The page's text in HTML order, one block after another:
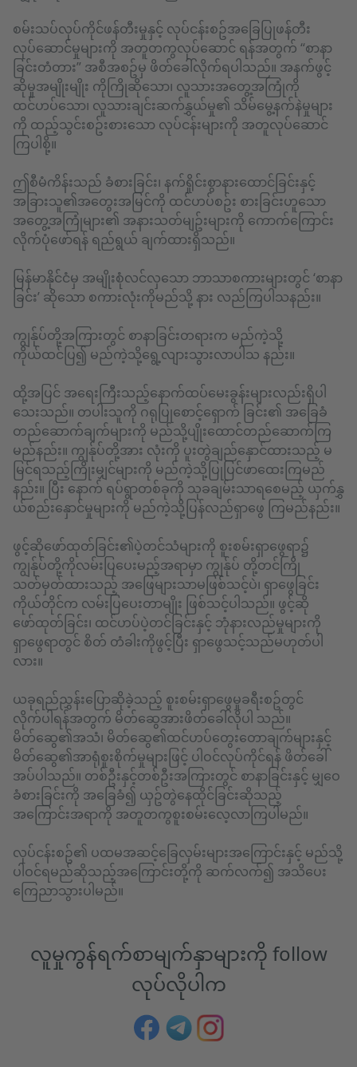
စမ်းသပ်လုပ်ကိုင်ဖန်တီးမှုနှင့် လုပ်ငန်းစဥ်အခြေပြုဖန်တီး
လုပ်ဆောင်မှုများကို အတူတကွလုပ်ဆောင် ရန်အတွက် “စာနာ
ခြင်းတံတား” အစီအစဥ်မှ ဖိတ်ခေါ်လိုက်ရပါသည်။ အနက်ဖွင့်
ဆိုမှုအမျိုးမျိုး ကိုကြိုဆိုသော၊ လူသားအတွေ့အကြုံကို
ထင်ဟပ်သော၊ လူသားချင်းဆက်နွှယ်မှု၏ သိမ်မွေ့နက်နဲမှုများ
ကို ထည့်သွင်းစဥ်းစားသော လုပ်ငန်းများကို အတူလုပ်ဆောင်
ကြပါစို့။
ဤစီမံကိန်းသည် ခံစားခြင်း၊ နက်ရှိုင်းစွာနားထောင်ခြင်းနှင့်
အခြားသူ၏အတွေးအမြင်ကို ထင်ဟပ်စဥ်း စားခြင်းဟူသော
အတွေ့အကြုံများ၏ အနားသတ်မျဥ်းများကို ကောက်ကြောင်း
လိုက်ပုံဖော်ရန် ရည်ရွယ် ချက်ထားရှိသည်။
မြန်မာနိုင်ငံမှ အမျိုးစုံလင်လှသော ဘာသာစကားများတွင် ‘စာနာ
ခြင်း’ ဆိုသော စကားလုံးကိုမည်သို့ နား လည်ကြပါသနည်း။
ကျွန်ုပ်တို့အကြားတွင် စာနာခြင်းတရားက မည်ကဲ့သို့
ကိုယ်ထင်ပြ၍ မည်ကဲ့သို့ရွေ့လျားသွားလာပါသ နည်း။
ထို့အပြင် အရေးကြီးသည့်နောက်ထပ်မေးခွန်းများလည်းရှိပါ
သေးသည်။ တပါးသူကို ဂရုပြုစောင့်ရှောက် ခြင်း၏ အခြေခံ
တည်ဆောက်ချက်များကို မည်သို့ပျိုးထောင်တည်ဆောက်ကြ
မည်နည်း။ ကျွန်ုပ်တို့အား လုံးကို ပူးတွဲချည်နှောင်ထားသည့် မ
မြင်ရသည့်ကြိုးမျှင်များကို မည်ကဲ့သို့ပြုပြင်ဖာထေးကြမည်
နည်း။ ပြီး နောက် ရပ်ရွာတစ်ခုကို သုခချမ်းသာရစေမည့် ယှက်နွှ
ယ်စည်းနှောင်မှုများကို မည်ကဲ့သို့ပြန်လည်ရှာဖွေ ကြမည်နည်း။
ဖွင့်ဆိုဖော်ထုတ်ခြင်း၏ပဲ့တင်သံများကို စူးစမ်းရှာဖွေရာ၌
ကျွန်ုပ်တို့ကိုလမ်းပြပေးမည့်အရာမှာ ကျွန်ုပ် တို့တင်ကြို
သတ်မှတ်ထားသည့် အဖြေများသာမဖြစ်သင့်ပဲ၊ ရှာဖွေခြင်း
ကိုယ်တိုင်က လမ်းပြပေးတာမျိုး ဖြစ်သင့်ပါသည်။ ဖွင့်ဆို
ဖော်ထုတ်ခြင်း၊ ထင်ဟပ်ပဲ့တင်ခြင်းနှင့် ဘုံနားလည်မှုများကို
ရှာဖွေရာတွင် စိတ် တံခါးကိုဖွင့်ပြီး ရှာဖွေသင့်သည်မဟုတ်ပါ
လား။
ယခုရည်ညွှန်းပြောဆိုခဲ့သည့် စူးစမ်းရှာဖွေမှုခရီးစဥ်တွင်
လိုက်ပါရန်အတွက် မိတ်ဆွေအားဖိတ်ခေါ်လိုပါ သည်။
မိတ်ဆွေ၏အသံ၊ မိတ်ဆွေ၏ထင်ဟပ်တွေးတောချက်များနှင့်
မိတ်ဆွေ၏အာရုံစူးစိုက်မှုများဖြင့် ပါဝင်လုပ်ကိုင်ရန် ဖိတ်ခေါ်
အပ်ပါသည်။ တစ်ဦးနှင့်တစ်ဦးအကြားတွင် စာနာခြင်းနှင့် မျှဝေ
ခံစားခြင်းကို အခြေခံ၍ ယှဥ်တွဲနေထိုင်ခြင်းဆိုသည့်
အကြောင်းအရာကို အတူတကွစူးစမ်းလေ့လာကြပါမည်။
လုပ်ငန်းစဥ်၏ ပထမအဆင့်ခြေလှမ်းများအကြောင်းနှင့် မည်သို့
ပါဝင်ရမည်ဆိုသည့်အကြောင်းတို့ကို ဆက်လက်၍ အသိပေး
ကြေညာသွားပါမည်။
လူမှုကွန်ရက်စာမျက်နှာများကို follow
လုပ်လိုပါက